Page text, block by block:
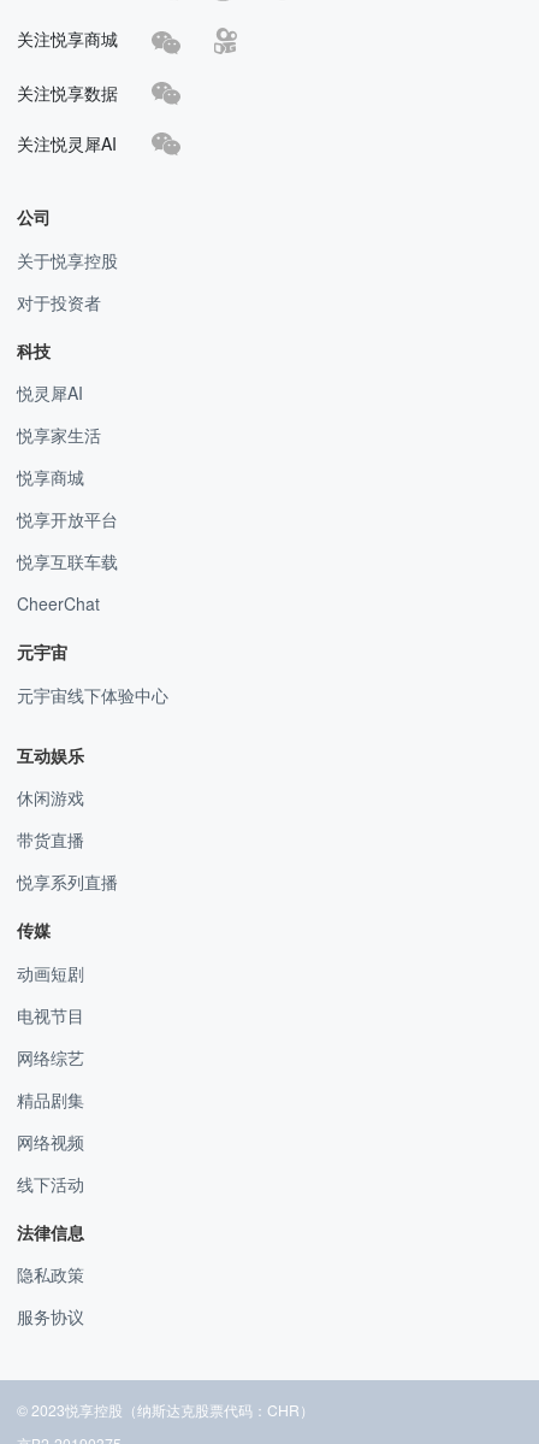
关注悦享商城
关注悦享数据
关注悦灵犀AI
公司
关于悦享控股
对于投资者
科技
悦灵犀AI
悦享家生活
悦享商城
悦享开放平台
悦享互联车载
CheerChat
元宇宙
元宇宙线下体验中心
互动娱乐
休闲游戏
带货直播
悦享系列直播
传媒
动画短剧
电视节目
网络综艺
精品剧集
网络视频
线下活动
法律信息
隐私政策
服务协议
© 2023悦享控股（纳斯达克股票代码：CHR）